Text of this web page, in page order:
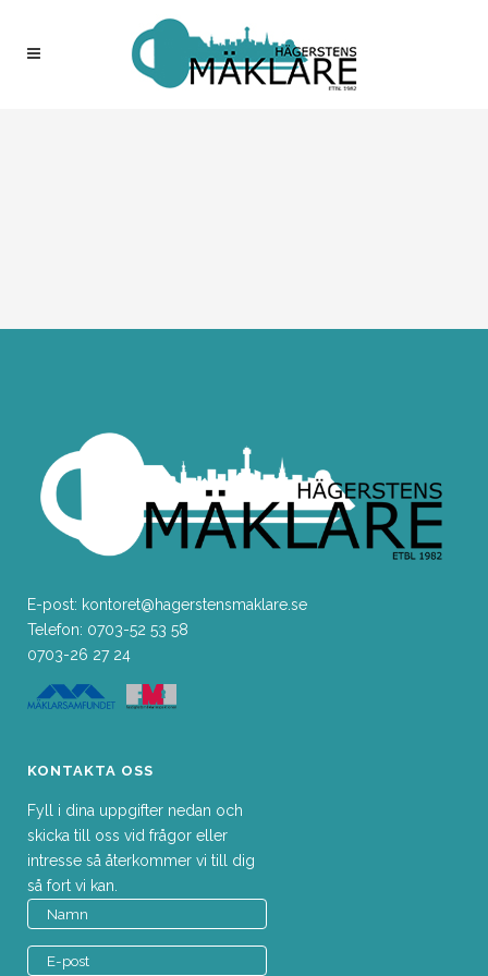
E-post: kontoret@hagerstensmaklare.se
Telefon: 0703-52 53 58
0703-26 27 24
KONTAKTA OSS
Fyll i dina uppgifter nedan och
skicka till oss vid frågor eller
intresse så återkommer vi till dig
så fort vi kan.